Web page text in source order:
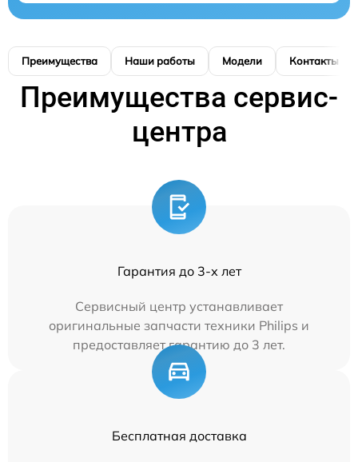
Преимущества Наши работы Модели Контакты
Преимущества сервис-
центра
Гарантия до 3-х лет
Сервисный центр устанавливает
оригинальные запчасти техники Philips и
предоставляет гарантию до 3 лет.
Бесплатная доставка